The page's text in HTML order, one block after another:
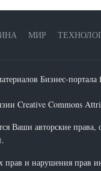
МИР
Бизнес-портала
Creative Commons
Ваши авторские права,
.
и нарушения прав